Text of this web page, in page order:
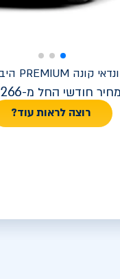
קונה PREMIUM היברידי
מחיר חודשי החל מ-
רוצה לראות עוד?